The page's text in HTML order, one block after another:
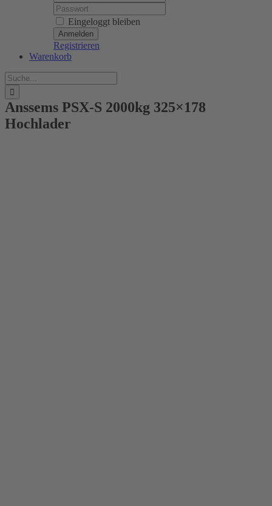
Password:
Eingeloggt bleiben
Registrieren
Warenkorb
Suche
nach:
Anssems PSX-S 2000kg 325×178
Hochlader